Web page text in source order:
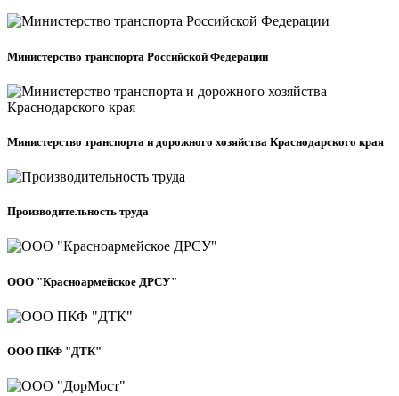
Министерство транспорта Российской Федерации
Министерство транспорта и дорожного хозяйства Краснодарского края
Производительность труда
ООО "Красноармейское ДРСУ"
ООО ПКФ "ДТК"